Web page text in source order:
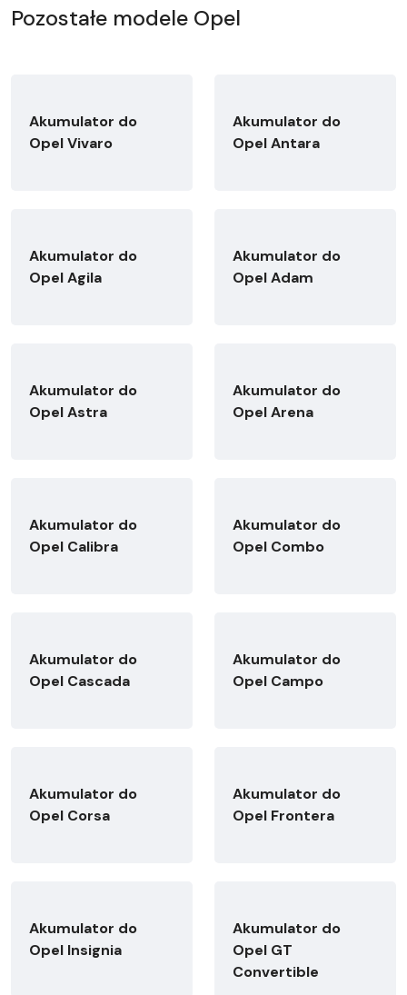
Pozostałe modele Opel
Akumulator do
Opel Vivaro
Akumulator do
Opel Antara
Akumulator do
Opel Agila
Akumulator do
Opel Adam
Akumulator do
Opel Astra
Akumulator do
Opel Arena
Akumulator do
Opel Calibra
Akumulator do
Opel Combo
Akumulator do
Opel Cascada
Akumulator do
Opel Campo
Akumulator do
Opel Corsa
Akumulator do
Opel Frontera
Akumulator do
Opel Insignia
Akumulator do
Opel GT
Convertible